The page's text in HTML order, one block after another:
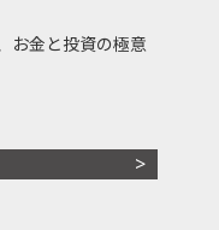
お金と投資の極意